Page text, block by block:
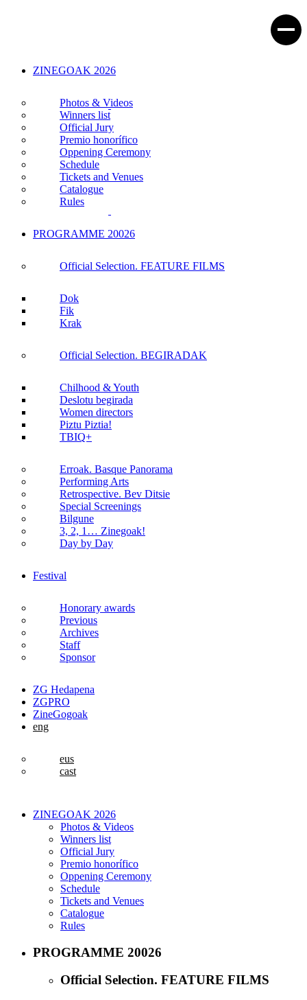
ZINEGOAK 2026
Photos & Videos
Winners list
Official Jury
Premio honorífico
Oppening Ceremony
Schedule
Tickets and Venues
Catalogue
Rules
PROGRAMME 20026
Official Selection. FEATURE FILMS
Dok
Fik
Krak
Official Selection. BEGIRADAK
Chilhood & Youth
Deslotu begirada
Women directors
Piztu Piztia!
TBIQ+
Erroak. Basque Panorama
Performing Arts
Retrospective. Bev Ditsie
Special Screenings
Bilgune
3, 2, 1… Zinegoak!
Day by Day
Festival
Honorary awards
Previous
Archives
Staff
Sponsor
ZG Hedapena
ZGPRO
ZineGogoak
eng
eus
cast
ZINEGOAK 2026
Photos & Videos
Winners list
Official Jury
Premio honorífico
Oppening Ceremony
Schedule
Tickets and Venues
Catalogue
Rules
PROGRAMME 20026
Official Selection. FEATURE FILMS